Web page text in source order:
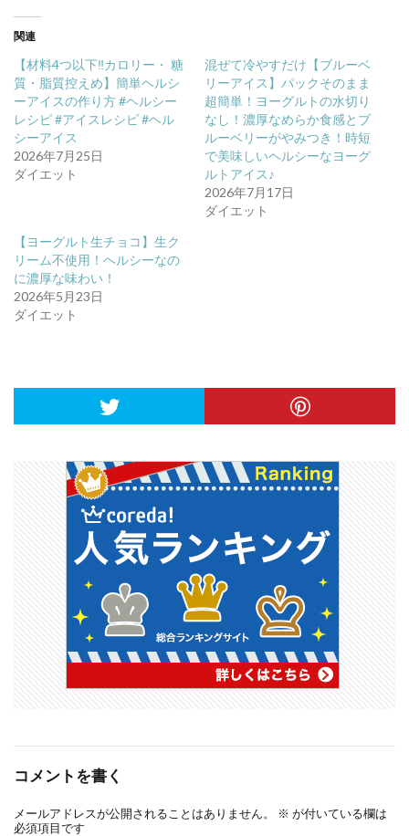
関連
【材料4つ以下‼️カロリー・ 糖
質・脂質控えめ】簡単ヘルシ
ーアイスの作り方 #ヘルシー
レシピ #アイスレシピ #ヘル
シーアイス
2026年7月25日
ダイエット
混ぜて冷やすだけ【ブルーベ
リーアイス】パックそのまま
超簡単！ヨーグルトの水切り
なし！濃厚なめらか食感とブ
ルーベリーがやみつき！時短
で美味しいヘルシーなヨーグ
ルトアイス♪
2026年7月17日
ダイエット
【ヨーグルト生チョコ】生ク
リーム不使用！ヘルシーなの
に濃厚な味わい！
2026年5月23日
ダイエット
コメントを書く
メールアドレスが公開されることはありません。 ※ が付いている欄は
必須項目です